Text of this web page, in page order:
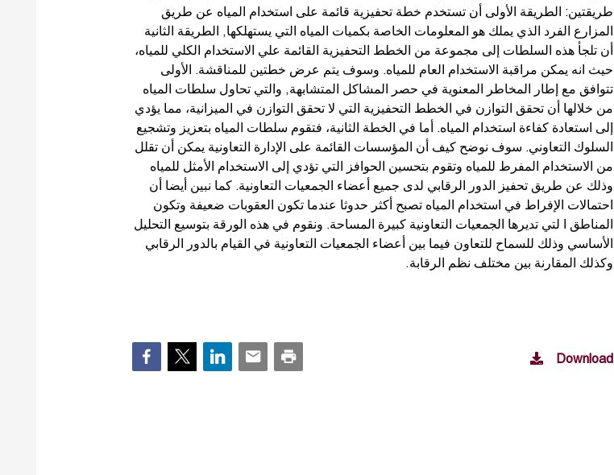
طريقتين: الطريقة الأولى أن تستخدم خطة تحفيزية قائمة على استخدام المياه عن طريق
المزارع الفرد الذي يملك هو المعلومات الخاصة بكميات المياه التي يستهلكها, الطريقة الثانية
أن تلجأ هذه السلطات إلى مجموعة من الخطط التحفيزية القائمة علي الاستخدام الكلي للمياه،
حيث انه يمكن مراقبة الاستخدام العام للمياه. وسوف يتم عرض خطتين للمناقشة. الأولى
تتوافق مع إطار المخاطر المعنوية في حصر المشاكل المتشابهة, والتي تحاول سلطات المياه
من خلالها أن تحقق التوازن في الخطط التحفيزية التي لا تحقق التوازن في الميزانية، مما يؤدي
إلى استعادة كفاءة استخدام المياه. أما في الخطة الثانية، فتقوم سلطات المياه بتعزيز وتشجيع
السلوك التعاوني. سوف نوضح كيف أن المؤسسات القائمة على الإدارة التعاونية يمكن أن تقلل
من الاستخدام المفرط للمياه وتقوم بتحسين الحوافز التي تؤدي إلى الاستخدام الأمثل للمياه
وذلك عن طريق تحفيز الدور الرقابي لدى جميع أعضاء الجمعيات التعاونية. كما نبين أيضا أن
احتمالات الإفراط في استخدام المياه تصبح أكثر حدوثا عندما تكون العقوبات ضعيفة وتكون
المناطق ا لتي تديرها الجمعيات التعاونية كبيرة المساحة. ونقوم في هذه الورقة بتوسيع التحليل
الأساسي وذلك للسماح للتعاون فيما بين أعضاء الجمعيات التعاونية في القيام بالدور الرقابي
وكذلك المقارنة بين مختلف نظم الرقابة.
Download